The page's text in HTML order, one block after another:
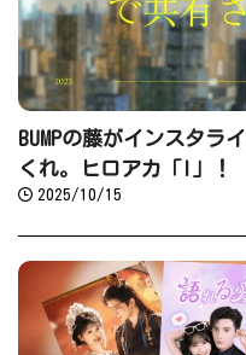
BUMPの藤がインスタラ
くれ。ヒロアカ「I」！
2025/10/15